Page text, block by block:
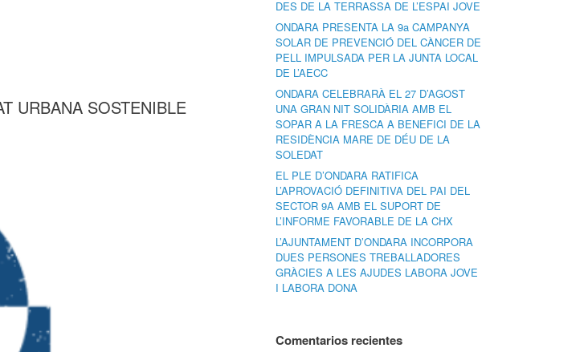
URBANA SOSTENIBLE
DES DE LA TERRASSA DE L’ESPAI JOVE
ONDARA PRESENTA LA 9a CAMPANYA
SOLAR DE PREVENCIÓ DEL CÀNCER DE
PELL IMPULSADA PER LA JUNTA LOCAL
DE L’AECC
ONDARA CELEBRARÀ EL 27 D’AGOST
UNA GRAN NIT SOLIDÀRIA AMB EL
SOPAR A LA FRESCA A BENEFICI DE LA
RESIDÈNCIA MARE DE DÉU DE LA
SOLEDAT
EL PLE D’ONDARA RATIFICA
L’APROVACIÓ DEFINITIVA DEL PAI DEL
SECTOR 9A AMB EL SUPORT DE
L’INFORME FAVORABLE DE LA CHX
L’AJUNTAMENT D’ONDARA INCORPORA
DUES PERSONES TREBALLADORES
GRÀCIES A LES AJUDES LABORA JOVE
I LABORA DONA
Comentarios recientes